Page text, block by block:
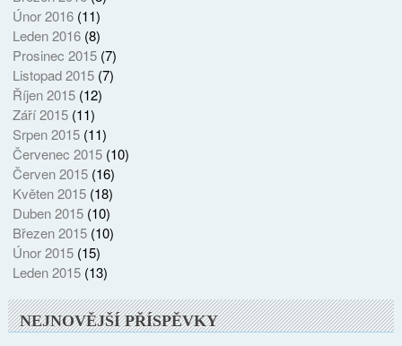
Únor 2016(11)
Leden 2016(8)
Prosinec 2015(7)
Listopad 2015(7)
Říjen 2015(12)
Září 2015(11)
Srpen 2015(11)
Červenec 2015(10)
Červen 2015(16)
Květen 2015(18)
Duben 2015(10)
Březen 2015(10)
Únor 2015(15)
Leden 2015(13)
NEJNOVĚJŠÍ PŘÍSPĚVKY